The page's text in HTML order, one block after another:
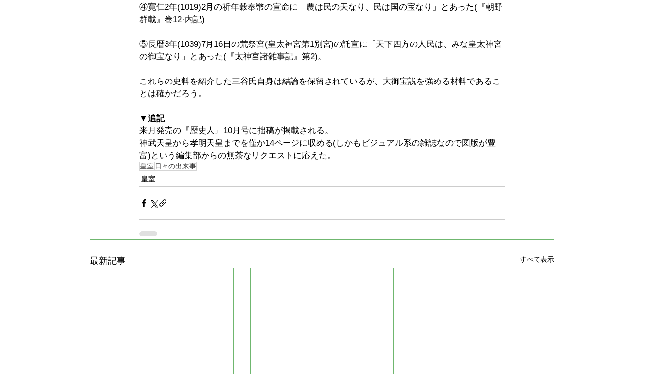
④寛仁2年(1019)2月の祈年穀奉幣の宣命に「農は民の天なり、民は国の宝なり」とあった(『朝野
群載』巻12·内記)
⑤長暦3年(1039)7月16日の荒祭宮(皇太神宮第1別宮)の託宣に「天下四方の人民は、みな皇太神宮
の御宝なり」とあった(『太神宮諸雑事記』第2)。
これらの史料を紹介した三谷氏自身は結論を保留されているが、大御宝説を強める材料であるこ
とは確かだろう。
▼追記
来月発売の『歴史人』10月号に拙稿が掲載される。
神武天皇から孝明天皇までを僅か14ページに収める(しかもビジュアル系の雑誌なので図版が豊
富)という編集部からの無茶なリクエストに応えた。
皇室 日々の出来事
皇室
最新記事 すべて表示